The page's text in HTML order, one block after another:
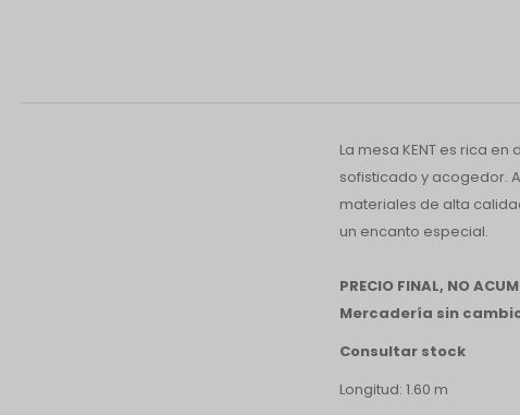
La mesa KENT es rica
sofisticado y acogedor.
materiales de alta
un encanto especial.
PRECIO FINAL, NO
Mercadería sin
Consultar stock
Longitud: 1.60 m